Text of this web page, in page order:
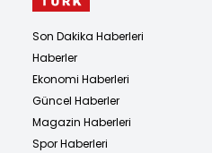
Son Dakika Haberleri
Haberler
Ekonomi Haberleri
Güncel Haberler
Magazin Haberleri
Spor Haberleri